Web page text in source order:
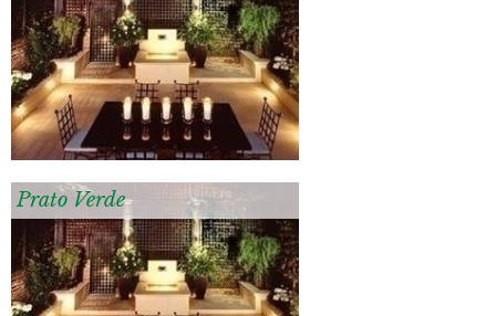
Prato Verde